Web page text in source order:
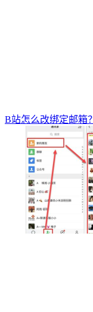
B站怎么改绑定邮箱